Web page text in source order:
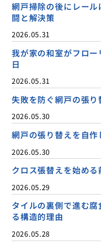
網戸掃除の後にレー
闘と解決策
2026.05.31
我が家の和室がフロ
日
2026.05.31
失敗を防ぐ網戸の張
2026.05.30
網戸の張り替えを自
2026.05.30
クロス張替えを始め
2026.05.29
タイルの裏側で進む
る構造的理由
2026.05.28